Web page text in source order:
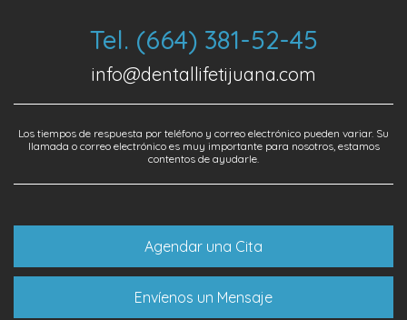
Tel. (664) 381-52-45
info@dentallifetijuana.com
Los tiempos de respuesta por teléfono y correo electrónico pueden variar. Su
llamada o correo electrónico es muy importante para nosotros, estamos
contentos de ayudarle.
Agendar una Cita
Envíenos un Mensaje